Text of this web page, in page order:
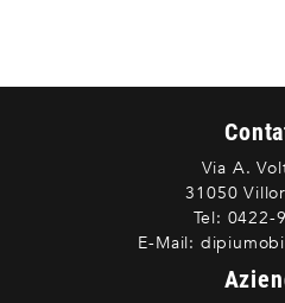
Via A.
31050
Tel: 0422-
E-Mail: